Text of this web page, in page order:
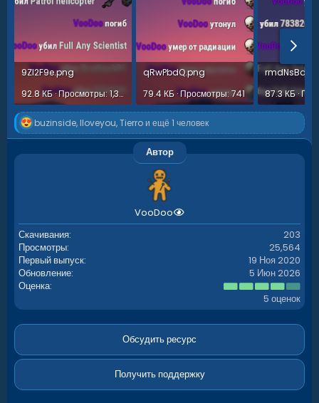
9Zl2F9e.png
92.8 КБ · Просмотры: 1,372
qRwPbdQ.png
79.4 КБ · Просмотры: 741
Р
е
к
buzinside, Iloveyou,Tierroи ещё 1 человек
Автор
VooDoo
Скачивания
203
Просмотры
25,564
Первый выпуск
19 Ноя 2020
Обновление
5 Июн 2026
Оценка
4
.
4
з
ё
з
5 оценок
Обсудить ресурс
Получить поддержку